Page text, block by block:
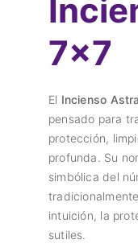
7×7
El Incienso
pensado para
protección,
profunda. Su
simbólica del
intuición, la
sutiles.